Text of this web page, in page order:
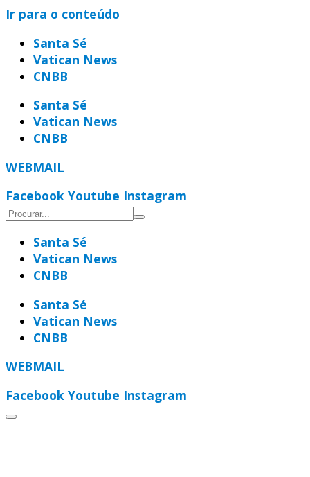
Ir para o conteúdo
Santa Sé
Vatican News
CNBB
Santa Sé
Vatican News
CNBB
WEBMAIL
Facebook Youtube Instagram
Santa Sé
Vatican News
CNBB
Santa Sé
Vatican News
CNBB
WEBMAIL
Facebook Youtube Instagram